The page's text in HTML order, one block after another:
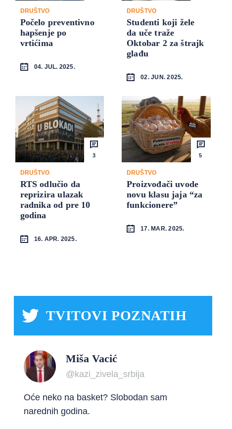
DRUŠTVO
Počelo preventivno
hapšenje po
vrtićima
04. JUL. 2025.
DRUŠTVO
Studenti koji žele
da uče traže
Oktobar 2 za štrajk
glađu
02. JUN. 2025.
3
DRUŠTVO
RTS odlučio da
reprizira ulazak
radnika od pre 10
godina
16. APR. 2025.
5
DRUŠTVO
Proizvođači uvode
novu klasu jaja “za
funkcionere”
17. MAR. 2025.
TVITOVI POZNATIH
Miša Vacić
@kazi_zivela_srbija
Oće neko na basket? Slobodan sam
narednih godina.